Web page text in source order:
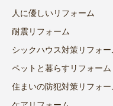
人に優しいリフォーム
耐震リフォーム
シックハウス対策リフォー
ペットと暮らすリフォーム
住まいの防犯対策リフォー